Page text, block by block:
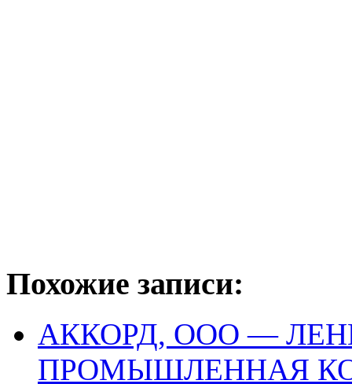
Похожие записи:
АККОРД, ООО —
ПРОМЫШЛЕННАЯ